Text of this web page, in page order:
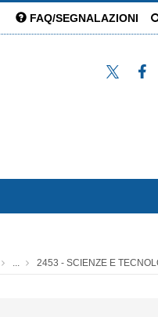
FAQ/SEGNALAZIONI
... 2453 - SCIENZE E